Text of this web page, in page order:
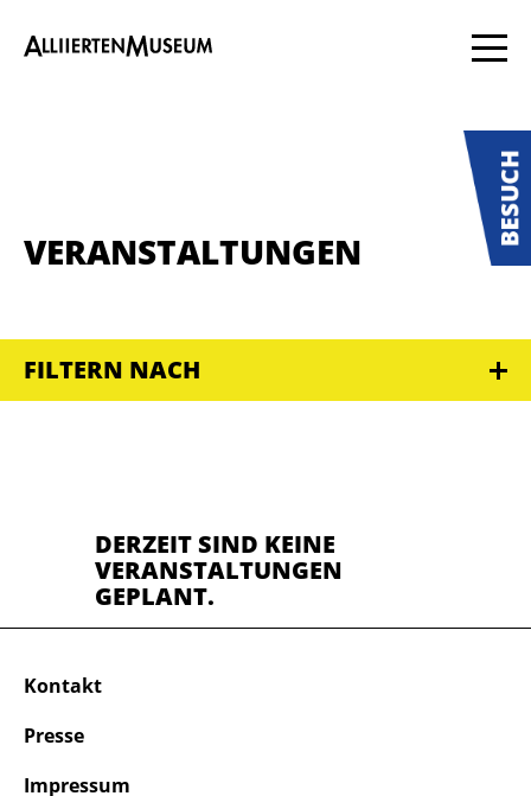
VERANSTALTUNGEN
FILTERN NACH
DERZEIT SIND KEINE
VERANSTALTUNGEN
GEPLANT.
Kontakt
Presse
Impressum